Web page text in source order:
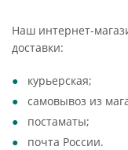
Наш интернет-
доставки:
курьерская;
самовывоз из
постаматы;
почта России.